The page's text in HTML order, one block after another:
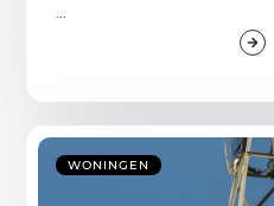
...
WONINGEN